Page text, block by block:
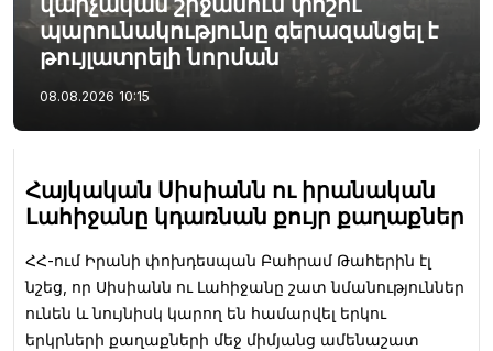
պարունակությունը գերազանցել է
թույլատրելի նորման
08.08.2026 10:15
Հայկական Սիսիանն ու իրանական
Լահիջանը կդառնան քույր քաղաքներ
ՀՀ-ում Իրանի փոխդեսպան Բահրամ Թահերին էլ
նշեց, որ Սիսիանն ու Լահիջանը շատ նմանություններ
ունեն և նույնիսկ կարող են համարվել երկու
երկրների քաղաքների մեջ միմյանց ամենաշատ